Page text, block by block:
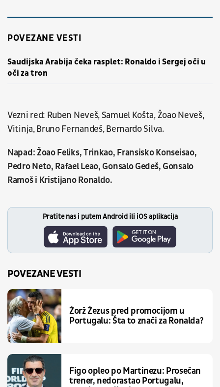
POVEZANE VESTI
Saudijska Arabija čeka rasplet: Ronaldo i Sergej oči u
oči za tron
Vezni red: Ruben Neveš, Samuel Košta, Žoao Neveš,
Vitinja, Bruno Fernandeš, Bernardo Silva.
Napad: Žoao Feliks, Trinkao, Fransisko Konseisao,
Pedro Neto, Rafael Leao, Gonsalo Gedeš, Gonsalo
Ramoš i Kristijano Ronaldo.
Pratite nas i putem Android ili iOS aplikacija
POVEZANE VESTI
Žorž Žezus pred promocijom u
Portugalu: Šta to znači za Ronalda?
Figo opleo po Martinezu: Prosečan
trener, nedorastao Portugalu,